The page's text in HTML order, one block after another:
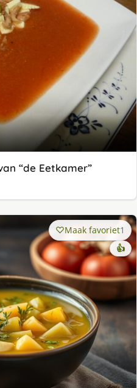
“de Eetkamer”
Maak favoriet1
👍